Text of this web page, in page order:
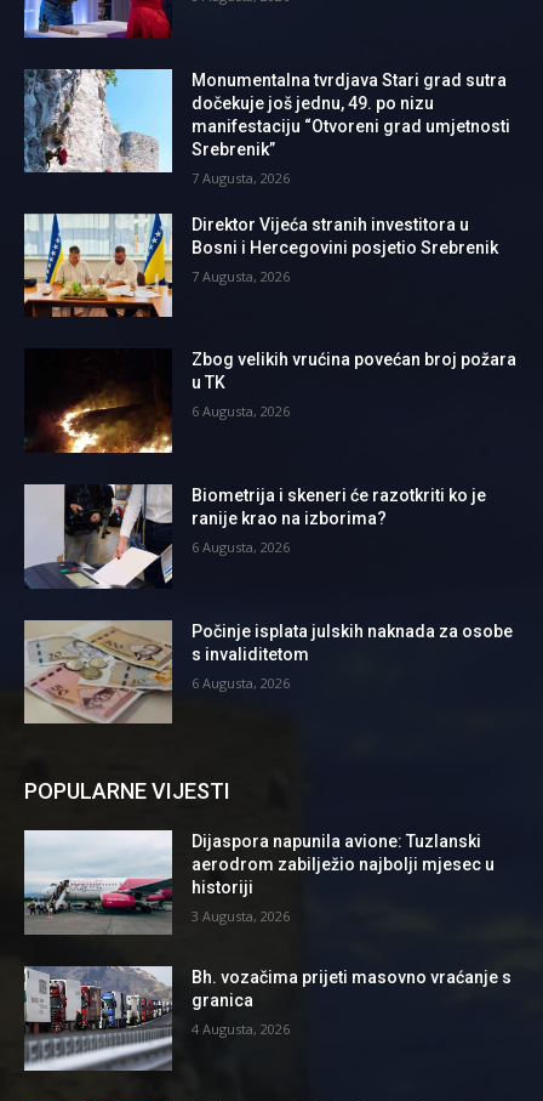
Monumentalna tvrdjava Stari grad sutra
dočekuje još jednu, 49. po nizu
manifestaciju “Otvoreni grad umjetnosti
Srebrenik”
7 Augusta, 2026
Direktor Vijeća stranih investitora u
Bosni i Hercegovini posjetio Srebrenik
7 Augusta, 2026
Zbog velikih vrućina povećan broj požara
u TK
6 Augusta, 2026
Biometrija i skeneri će razotkriti ko je
ranije krao na izborima?
6 Augusta, 2026
Počinje isplata julskih naknada za osobe
s invaliditetom
6 Augusta, 2026
POPULARNE VIJESTI
Dijaspora napunila avione: Tuzlanski
aerodrom zabilježio najbolji mjesec u
historiji
3 Augusta, 2026
Bh. vozačima prijeti masovno vraćanje s
granica
4 Augusta, 2026